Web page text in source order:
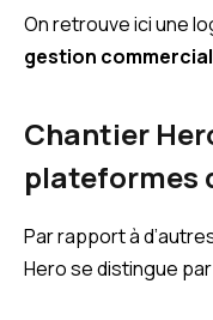
On retrouve ici une
gestion
Chantier
plateformes
Par rapport à
Hero se distingue par